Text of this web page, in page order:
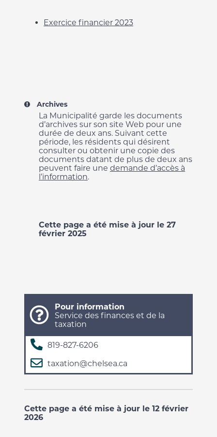
Exercice financier 2023
Archives
La Municipalité garde les documents
d’archives sur son site Web pour une
durée de deux ans. Suivant cette
période, les résidents qui désirent
consulter ou obtenir une copie des
documents datant de plus de deux ans
peuvent faire une demande d’accès à
l’information.
Cette page a été mise à jour le 27
février 2025
Pour information
Service des finances et de la
taxation
819-827-6206
taxation@chelsea.ca
Cette page a été mise à jour le 12 février
2026